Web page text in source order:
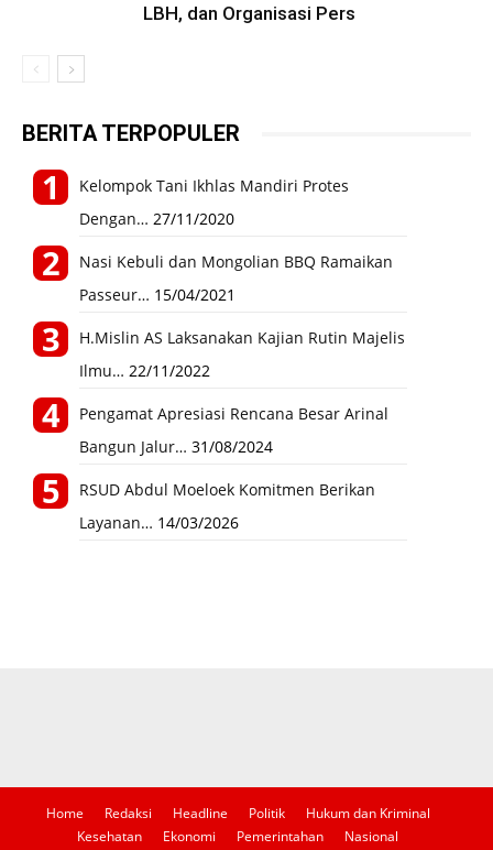
LBH, dan Organisasi Pers
BERITA TERPOPULER
Kelompok Tani Ikhlas Mandiri Protes
Dengan… 27/11/2020
Nasi Kebuli dan Mongolian BBQ Ramaikan
Passeur… 15/04/2021
H.Mislin AS Laksanakan Kajian Rutin Majelis
Ilmu… 22/11/2022
Pengamat Apresiasi Rencana Besar Arinal
Bangun Jalur… 31/08/2024
RSUD Abdul Moeloek Komitmen Berikan
Layanan… 14/03/2026
Home Redaksi Headline Politik
Hukum dan Kriminal
Kesehatan
Ekonomi Pemerintahan Nasional